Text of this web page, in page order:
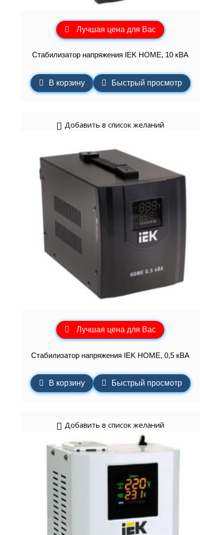
Лучшая цена для Вас
Стабилизатор напряжения IEK HOME, 10 кВА
В корзину Быстрый просмотр
Добавить в список желаний
Лучшая цена для Вас
Стабилизатор напряжения IEK HOME, 0,5 кВА
В корзину Быстрый просмотр
Добавить в список желаний